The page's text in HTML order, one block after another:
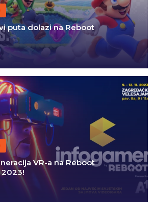
puta dolazi na Reboot
VR-a na Reboot